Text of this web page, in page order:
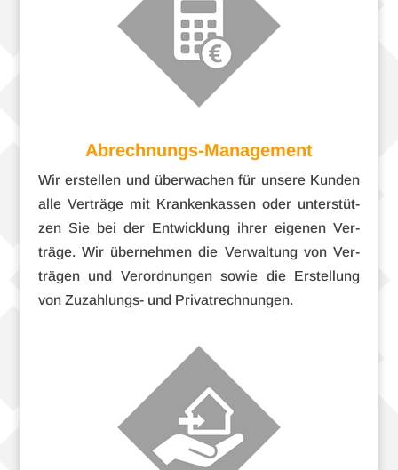
Abrechnungs-Management
Wir erstel­len und über­wa­chen für unsere Kun­den
alle Ver­träge mit Kran­ken­kas­sen oder unter­stüt­
zen Sie bei der Ent­wick­lung ihrer eige­nen Ver­
träge. Wir über­neh­men die Ver­wal­tung von Ver­
trä­gen und Ver­ord­nun­gen sowie die Erstel­lung
von Zuzahlungs- und Privatrechnungen.